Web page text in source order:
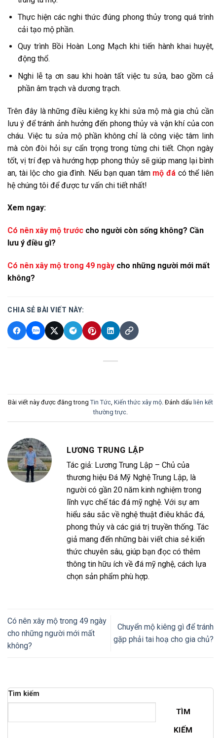
Thực hiện các nghi thức đúng phong thủy trong quá trình
cải tạo mộ phần.
Quy trình Bồi Hoàn Long Mạch khi tiến hành khai huyệt,
động thổ.
Nghi lễ tạ ơn sau khi hoàn tất việc tu sửa, bao gồm cả
phần âm trạch và dương trạch.
Trên đây là những điều kiêng kỵ khi sửa mộ mà gia chủ cần
lưu ý để tránh ảnh hưởng đến phong thủy và vận khí của con
cháu. Việc tu sửa mộ phần không chỉ là công việc tâm linh
mà còn đòi hỏi sự cẩn trọng trong từng chi tiết. Chọn ngày
tốt, vị trí đẹp và hướng hợp phong thủy sẽ giúp mang lại bình
an, tài lộc cho gia đình. Nếu bạn quan tâm mộ đá có thể liên
hệ chúng tôi để được tư vấn chi tiết nhất!
Xem ngay:
Có nên xây mộ trước cho người còn sống không? Cần
lưu ý điều gì?
Có nên xây mộ trong 49 ngày cho những người mới mất
không?
CHIA SẺ BÀI VIẾT NÀY:
Bài viết này được đăng trong Tin Tức, Kiến thức xây mộ. Đánh dấu liên kết
thường trực.
LƯƠNG TRUNG LẬP
Tác giả: Lương Trung Lập – Chủ của
thương hiệu Đá Mỹ Nghệ Trung Lập, là
người có gần 20 năm kinh nghiệm trong
lĩnh vực chế tác đá mỹ nghệ. Với sự am
hiểu sâu sắc về nghệ thuật điêu khắc đá,
phong thủy và các giá trị truyền thống. Tác
giả mang đến những bài viết chia sẻ kiến
thức chuyên sâu, giúp bạn đọc có thêm
thông tin hữu ích về đá mỹ nghệ, cách lựa
chọn sản phẩm phù hợp.
Có nên xây mộ trong 49 ngày
cho những người mới mất
không?
Chuyển mộ kiêng gì để tránh
gặp phải tai hoạ cho gia chủ?
Tìm kiếm
TÌM
KIẾM